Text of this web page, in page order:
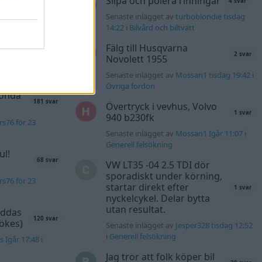
40 svar
181 svar
för 23
68 svar
för 23
120 svar
Igår 17:48i
Senaste inlägget av turboblondie tisdag
14:22i Bilvård och biltvätt
Fälg till Husqvarna
Novolett 1955
2 svar
Senaste inlägget av Mossan1 tisdag 19:42i
Övriga fordon
Övertryck i vevhus, Volvo
940 b230fk
1 svar
Senaste inlägget av Mossan1 Igår 11:07i
Generell felsökning
VW LT35 -04 2.5 TDI dör
sporadiskt under körning,
startar direkt efter
nyckelcykel. Delar bytta
utan resultat.
1 svar
Senaste inlägget av Jesper328 tisdag 12:52
i Generell felsökning
Jag tror att folk köper bil